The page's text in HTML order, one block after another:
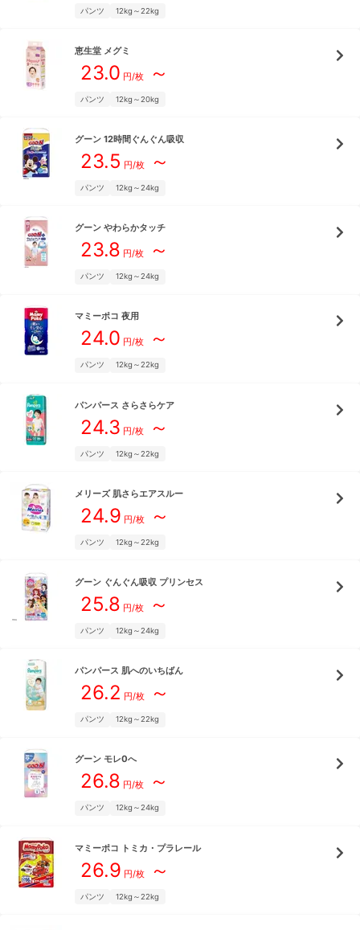
パンツ 12kg～22kg
恵生堂 メグミ
23.0 円/枚～
パンツ 12kg～20kg
グーン 12時間ぐんぐん吸収
23.5 円/枚～
パンツ 12kg～24kg
グーン やわらかタッチ
23.8 円/枚～
パンツ 12kg～24kg
マミーポコ 夜用
24.0 円/枚～
パンツ 12kg～22kg
パンパース さらさらケア
24.3 円/枚～
パンツ 12kg～22kg
メリーズ 肌さらエアスルー
24.9 円/枚～
パンツ 12kg～22kg
グーン ぐんぐん吸収 プリンセス
25.8 円/枚～
パンツ 12kg～24kg
パンパース 肌へのいちばん
26.2 円/枚～
パンツ 12kg～22kg
グーン モレ0へ
26.8 円/枚～
パンツ 12kg～24kg
マミーポコ トミカ・プラレール
26.9 円/枚～
パンツ 12kg～22kg